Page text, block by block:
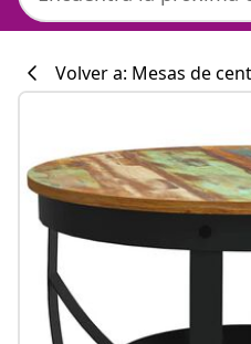
#sharemevidaxl
Volver a: Mesas de